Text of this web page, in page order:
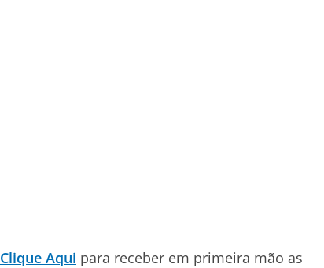
Clique Aqui para receber em primeira mão as